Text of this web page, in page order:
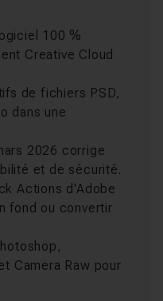
100 %
Creative Cloud
de fichiers PSD,
dans une
2026 corrige
et de sécurité.
Actions d'Adobe
fond ou convertir
Camera Raw pour